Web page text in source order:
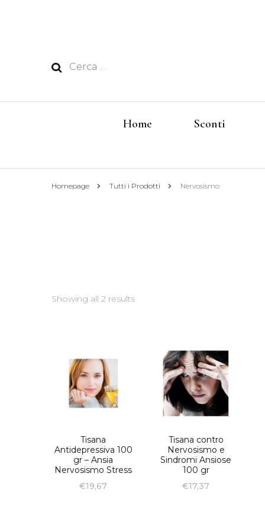
Ricerca
Home Sconti
Homepage Tutti i Prodotti Nervosismo
Showing all 2 results
Tisana
Antidepressiva 100
gr – Ansia
Nervosismo Stress
€19,67
Tisana contro
Nervosismo e
Sindromi Ansiose
100 gr
€17,37